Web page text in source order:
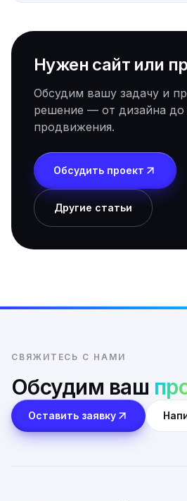
Нужен сайт или
Обсудим вашу задачу и
решение — от дизайна до
продвижения.
Обсудить проект
Другие статьи
СВЯЖИТЕСЬ С НАМИ
Обсудим ваш
Оставить заявку